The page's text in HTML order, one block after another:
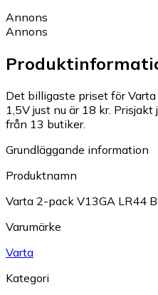
Annons
Annons
Det billigaste priset för
1,5V just nu är 18 kr. Prisjakt
från 13 butiker.
Grundläggande information
Produktnamn
Varta 2-pack V13GA LR44
Varumärke
Varta
Kategori